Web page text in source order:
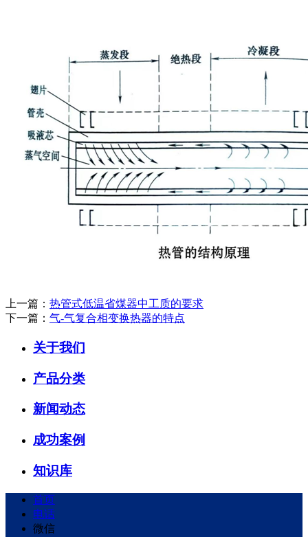
上一篇： 热管式低温省煤器中工质的要求
下一篇： 气-气复合相变换热器的特点
关于我们
产品分类
新闻动态
成功案例
知识库
首页
电话
微信